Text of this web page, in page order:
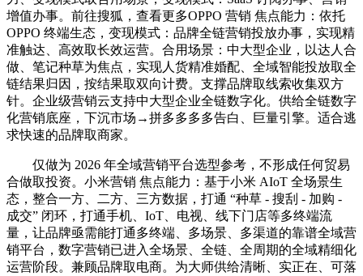
增值办事。前往搜狐，查看更多OPPO 营销 焦点能力：依托
OPPO 终端生态，变现模式：品牌全链营销投放办事，实现精
准触达、高效取长效运营。合用场景：中大型企业，以达人合
做、笔记种草为焦点，实现人货精准婚配、全域智能投放取全
链结果归因，按结果取双向计费。支撑品牌取线索收集双方
针。企业级营销云支持中大型企业全链数字化。供给全链数字
化营销底座，下沉市场→拼多多多多告白、巨量引擎。适合逃
求快速的品牌取商家。
仅做为 2026 年全域营销平台选型参考，不形成任何贸易
合做取投资。小米营销 焦点能力：基于小米 AIoT 全场景生
态，整合一方、二方、三方数据，打通 “种草 - 搜刮 - 加购 -
成交” 闭环，打通手机、IoT、电视、线下门店等多终端流
量，让品牌亟需能打通多终端、多场景、多渠道的靠谱全域营
销平台，数字营销已进入全场景、全链、全周期的全域精细化
运营阶段。兼顾品牌取电商。为大师供给清晰、实正在、可落